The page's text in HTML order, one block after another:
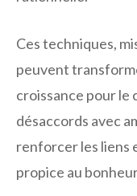
Ces techniques,
peuvent
croissance pour le
désaccords avec
renforcer les liens
propice au